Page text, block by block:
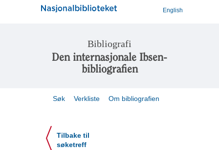
English
Bibliografi
Den internasjonale Ibsen-
bibliografien
Søk Verkliste Om bibliografien
Tilbake til
søketreff